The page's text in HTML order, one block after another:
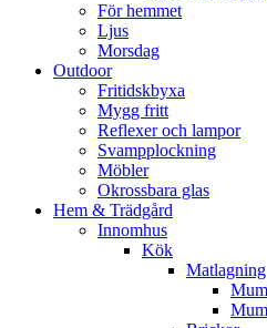
För hemmet
Ljus
Morsdag
Outdoor
Fritidskbyxa
Mygg fritt
Reflexer och lampor
Svampplockning
Möbler
Okrossbara glas
Hem & Trädgård
Innomhus
Kök
Matlagning